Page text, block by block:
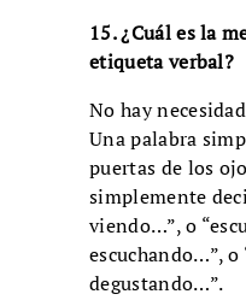
15. ¿Cuál es la
etiqueta verbal?
No hay
Una palabra
puertas de los
simplemente
viendo…”, o
escuchando…”, o
degustando…”.